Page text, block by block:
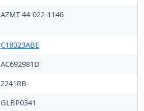
AZMT-44-022-1146
C18023ABE
AC692981D
2241RB
GLBP0341